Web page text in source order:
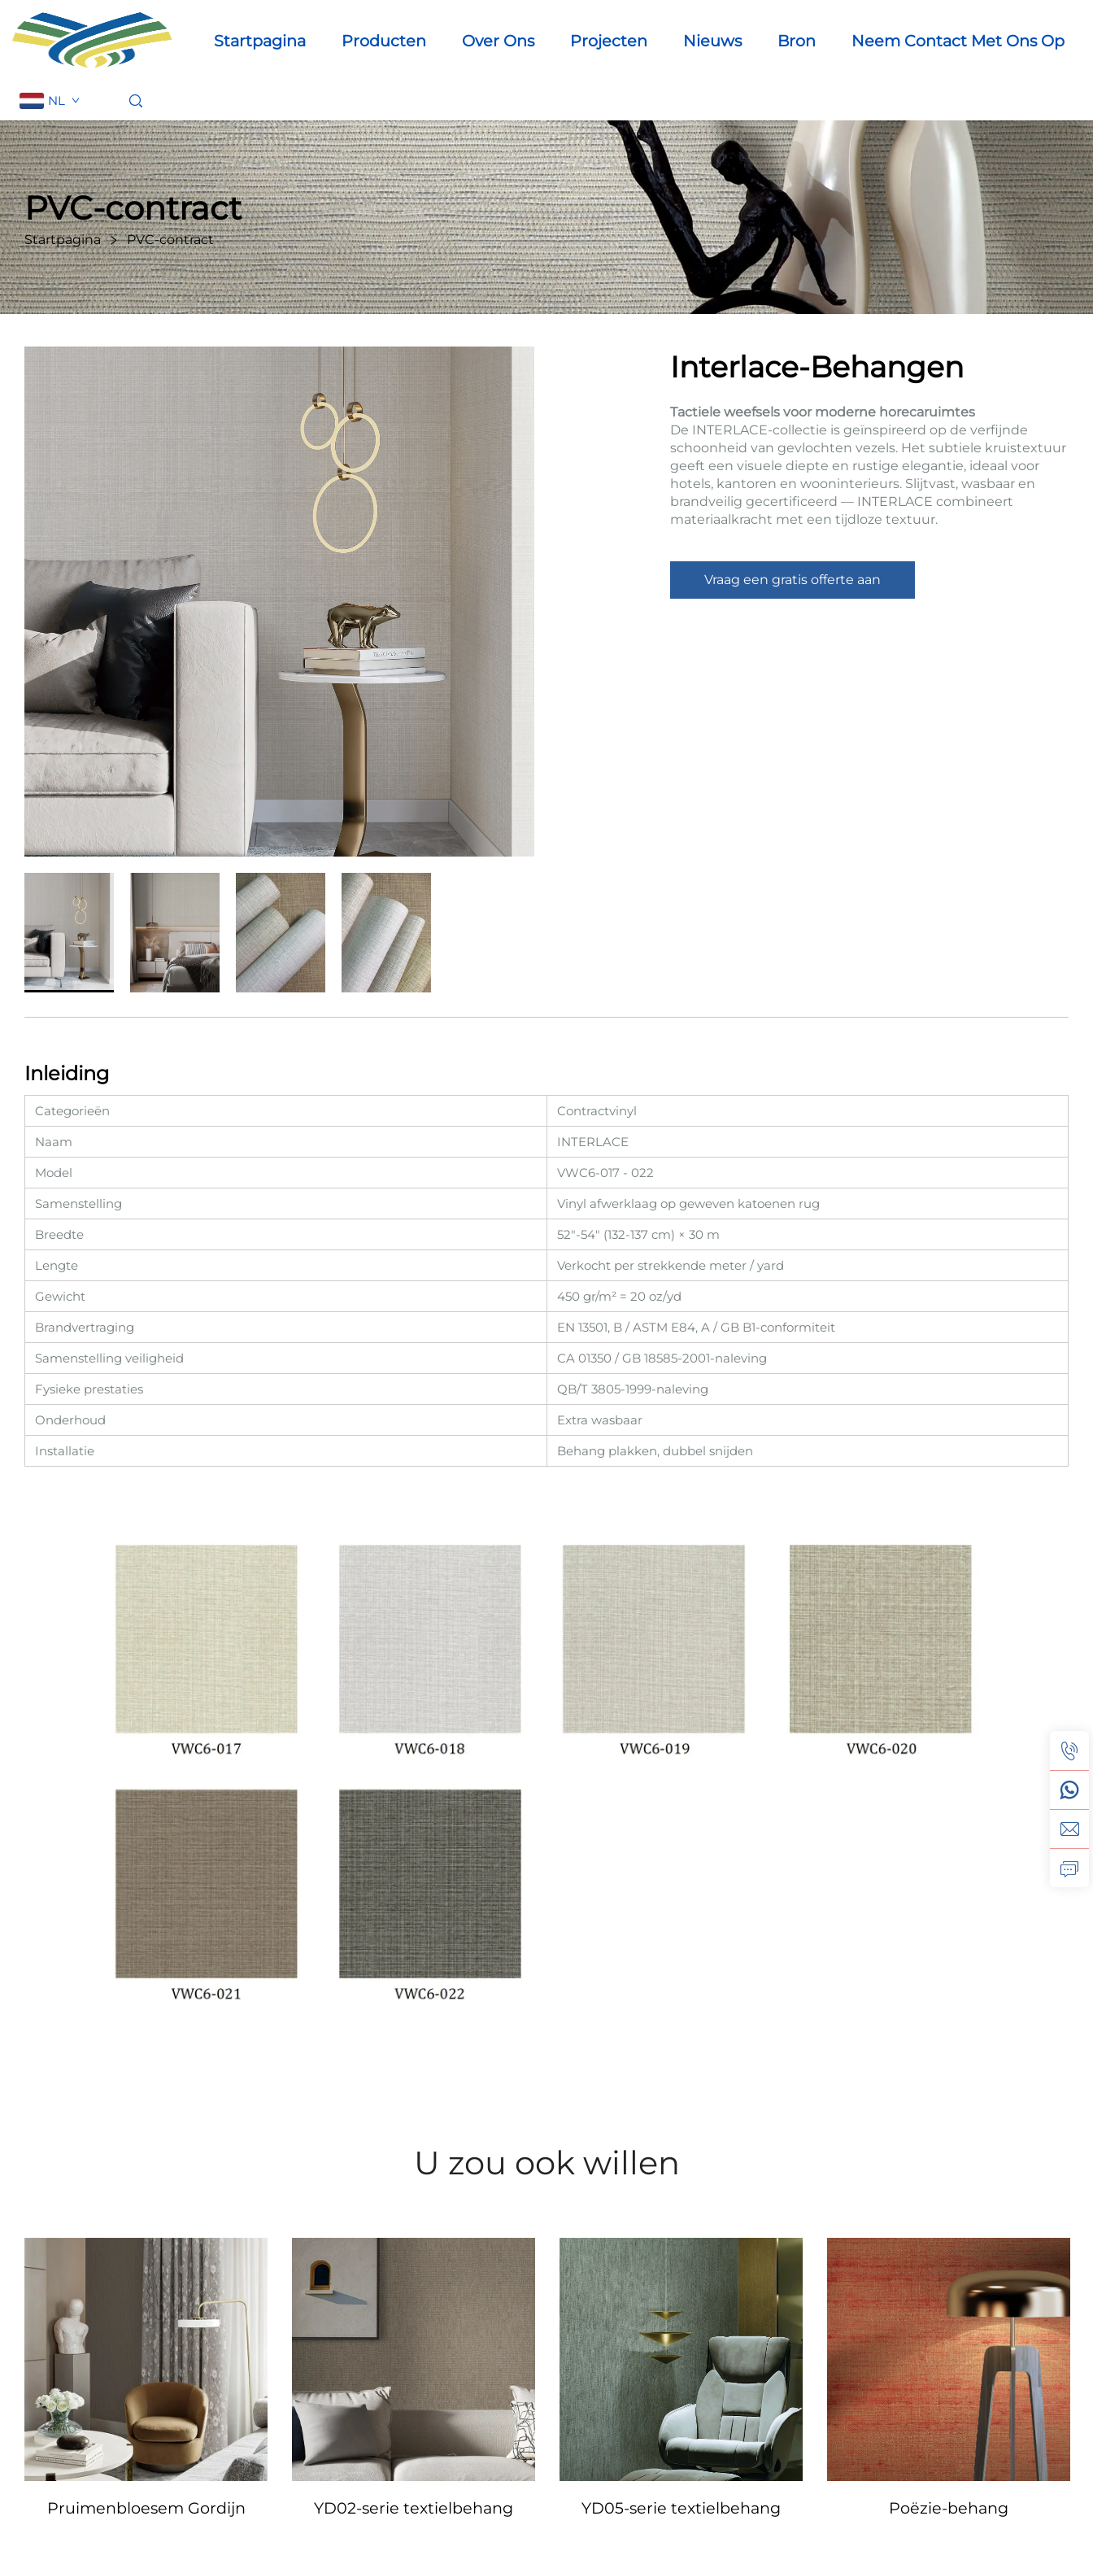
Startpagina Producten Over Ons Projecten Nieuws Bron Neem Contact Met Ons Op
NL
PVC-contract
Startpagina PVC-contract
Interlace-Behangen
Tactiele weefsels voor moderne horecaruimtes
De INTERLACE-collectie is geïnspireerd op de verfijnde
schoonheid van gevlochten vezels. Het subtiele kruistextuur
geeft een visuele diepte en rustige elegantie, ideaal voor
hotels, kantoren en wooninterieurs. Slijtvast, wasbaar en
brandveilig gecertificeerd — INTERLACE combineert
materiaalkracht met een tijdloze textuur.
Vraag een gratis offerte aan
Inleiding
Categorieën
Contractvinyl
Naam
INTERLACE
Model
VWC6-017 - 022
Samenstelling
Vinyl afwerklaag op geweven katoenen rug
Breedte
52"-54" (132-137 cm) × 30 m
Lengte
Verkocht per strekkende meter / yard
Gewicht
450 gr/m² = 20 oz/yd
Brandvertraging
EN 13501, B / ASTM E84, A / GB B1-conformiteit
Samenstelling veiligheid
CA 01350 / GB 18585-2001-naleving
Fysieke prestaties
QB/T 3805-1999-naleving
Onderhoud
Extra wasbaar
Installatie
Behang plakken, dubbel snijden
U zou ook willen
Pruimenbloesem Gordijn YD02-serie textielbehang YD05-serie textielbehang Poëzie-behang